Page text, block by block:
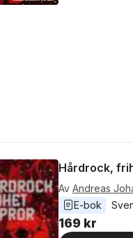
Hårdrock,
Av Andreas
E-bok
169 kr